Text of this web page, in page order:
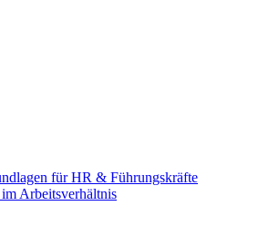
für HR & Führungskräfte
Arbeitsverhältnis